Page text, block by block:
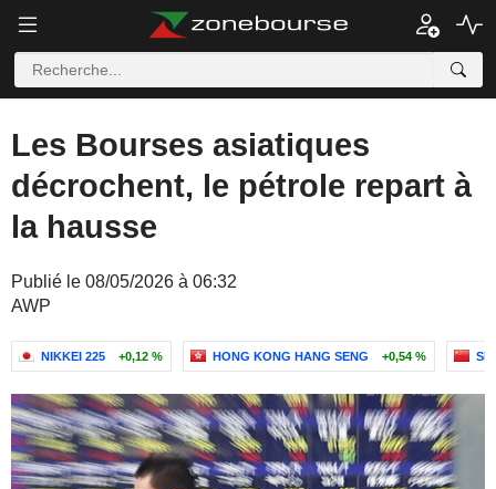
Les Bourses asiatiques
décrochent, le pétrole repart à
la hausse
Publié le 08/05/2026 à 06:32
AWP
NIKKEI 225 +0,12 % HONG KONG HANG SENG +0,54 %